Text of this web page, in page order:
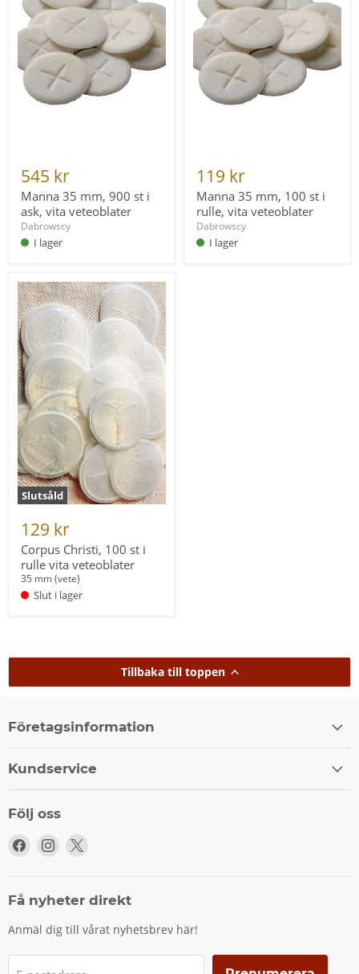
ask,
vita
veteoblater
545 kr
Manna 35 mm, 900 st i
ask, vita veteoblater
Dabrowscy
I lager
rulle,
vita
veteoblater
119 kr
Manna 35 mm, 100 st i
rulle, vita veteoblater
Dabrowscy
I lager
Slutsåld
Corpus
Christi,
100
st
i
rulle
vita
veteoblater
129 kr
Corpus Christi, 100 st i
rulle vita veteoblater
35 mm (vete)
Slut i lager
Tillbaka till toppen
Företagsinformation
Kundservice
Följ oss
Följ
Facebook
Följ
Instagram
X
Få nyheter direkt
Anmäl dig till vårat nyhetsbrev här!